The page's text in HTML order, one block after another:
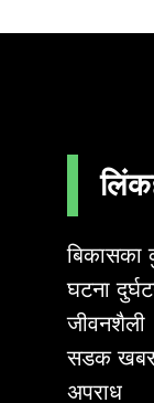
बिकासका
घटना
जीवनशैली
सडक
अपराध